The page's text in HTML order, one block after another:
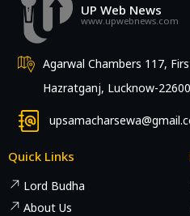
UP Web News
www.upwebnews.com
Agarwal Chambers 117,
Hazratganj, Lucknow-
Quick Links
Lord Budha
About Us